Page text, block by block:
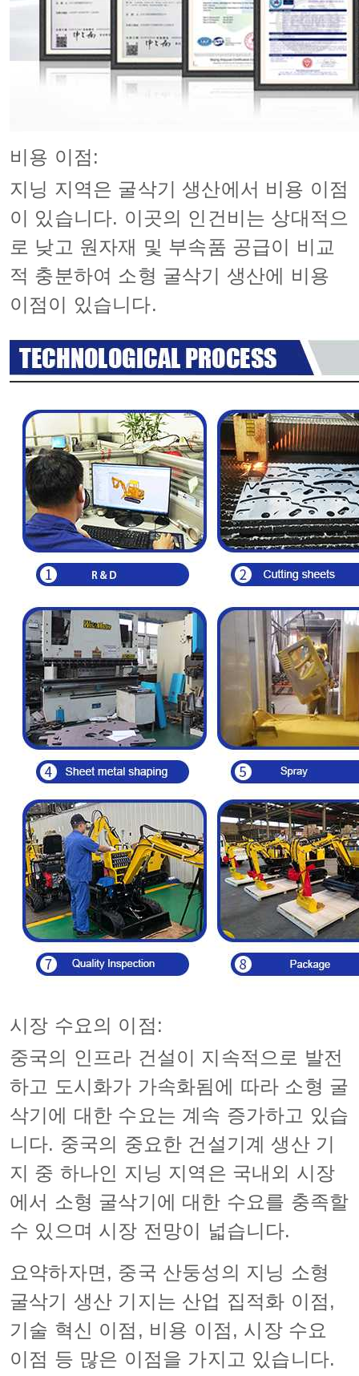
비용 이점:
지닝 지역은 굴삭기 생산에서 비용 이점
이 있습니다. 이곳의 인건비는 상대적으
로 낮고 원자재 및 부속품 공급이 비교
적 충분하여 소형 굴삭기 생산에 비용
이점이 있습니다.
시장 수요의 이점:
중국의 인프라 건설이 지속적으로 발전
하고 도시화가 가속화됨에 따라 소형 굴
삭기에 대한 수요는 계속 증가하고 있습
니다. 중국의 중요한 건설기계 생산 기
지 중 하나인 지닝 지역은 국내외 시장
에서 소형 굴삭기에 대한 수요를 충족할
수 있으며 시장 전망이 넓습니다.
요약하자면, 중국 산둥성의 지닝 소형
굴삭기 생산 기지는 산업 집적화 이점,
기술 혁신 이점, 비용 이점, 시장 수요
이점 등 많은 이점을 가지고 있습니다.